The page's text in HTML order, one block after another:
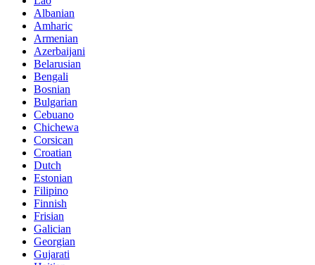
Albanian
Amharic
Armenian
Azerbaijani
Belarusian
Bengali
Bosnian
Bulgarian
Cebuano
Chichewa
Corsican
Croatian
Dutch
Estonian
Filipino
Finnish
Frisian
Galician
Georgian
Gujarati